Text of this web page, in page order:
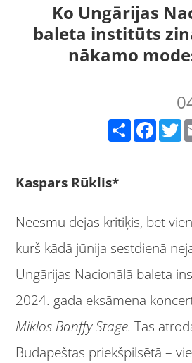
Ko Ungārijas
baleta institūts
nākamo
Facebook Twitter
Kaspars Rūklis*
Neesmu dejas kritiķis, bet
kurš kādā jūnija sestdienā
Ungārijas Nacionālā baleta
2024. gada eksāmena
Miklos Banffy Stage. Tas
Budapeštas priekšpilsētā –